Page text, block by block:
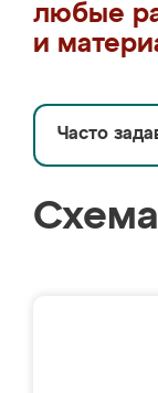
любые
и
Часто